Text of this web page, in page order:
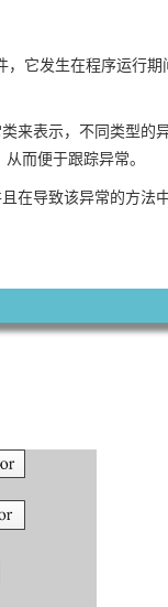
它发生在程序运行
来表示，不同类型的
而便于跟踪异常。
在导致该异常的方法